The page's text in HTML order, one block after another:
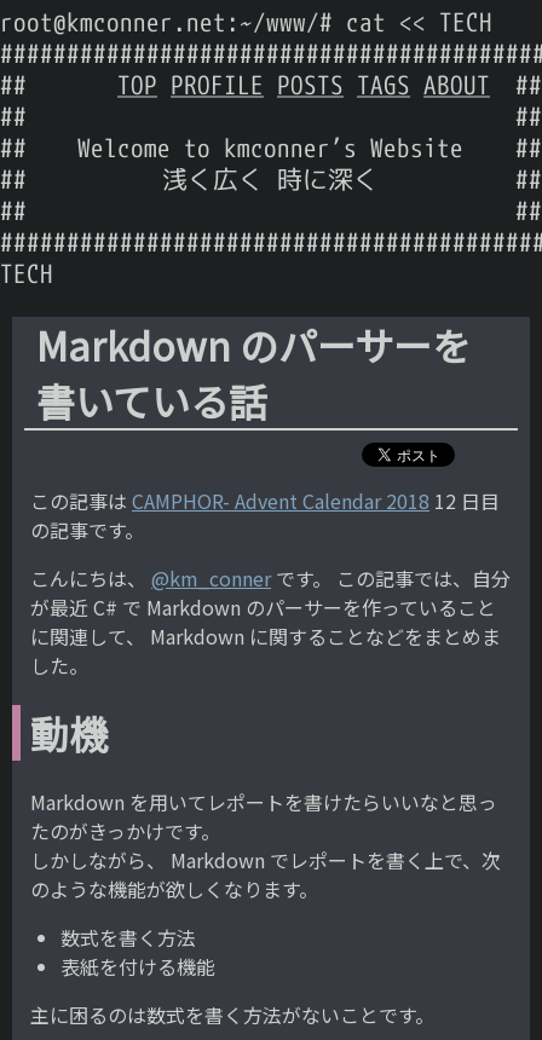
root@kmconner.net:~/www/# cat << TECH
TOP PROFILE POSTS TAGS ABOUT
##
##
##
##
##
##
##
##
##
##
Welcome to kmconner’s Website
浅く広く 時に深く
TECH
Markdown のパーサーを
書いている話
この記事は CAMPHOR- Advent Calendar 2018 12 日目
の記事です。
こんにちは、 @km_connerです。 この記事では、自分
が最近 C# で Markdown のパーサーを作っていること
に関連して、 Markdown に関することなどをまとめま
した。
動機
Markdown を用いてレポートを書けたらいいなと思っ
たのがきっかけです。
しかしながら、 Markdown でレポートを書く上で、次
のような機能が欲しくなります。
数式を書く方法
表紙を付ける機能
主に困るのは数式を書く方法がないことです。